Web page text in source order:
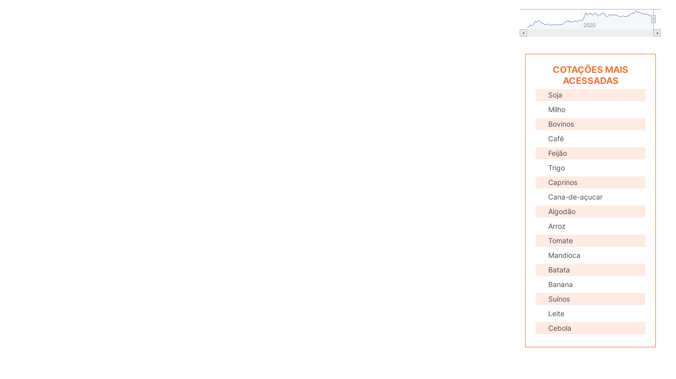
2020
COTAÇÕES MAIS
ACESSADAS
Soja
Milho
Bovinos
Café
Feijão
Trigo
Caprinos
Cana-de-açucar
Algodão
Arroz
Tomate
Mandioca
Batata
Banana
Suínos
Leite
Cebola